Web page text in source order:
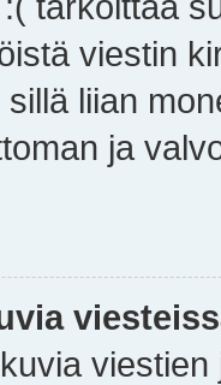
viestin
liian
ja